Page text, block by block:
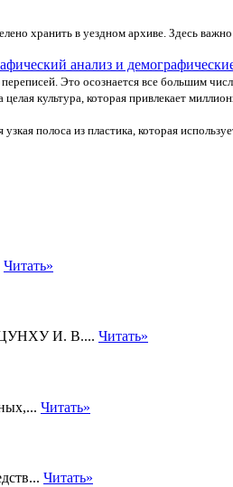
хранить в уездном архиве. Здесь
анализ и
Это осознается все большим
культура, которая привлекает
полоса из пластика, которая
Читать»
ЦУНХУ И. В.... Читать»
Читать»
Читать»